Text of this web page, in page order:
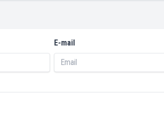
E-mail